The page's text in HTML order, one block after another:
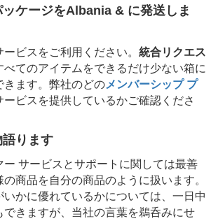
ケージをAlbania & に発送しま
ビスをご利用ください。 統合リクエス
べてのアイテムをできるだけ少ない箱に
きます。弊社のどのメンバーシップ プ
ービスを提供しているかご確認くださ
ります
ー サービスとサポートに関しては最善
商品を自分の商品のように扱います。
いかに優れているかについては、一日中
できますが、当社の言葉を鵜呑みにせ